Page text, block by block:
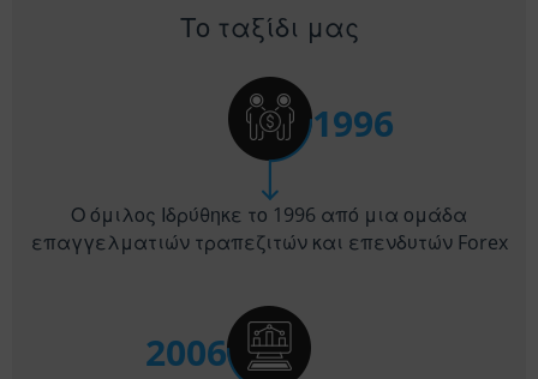
Το ταξίδι μας
1996
Ο όμιλος Ιδρύθηκε το 1996 από μια ομάδα
επαγγελματιών τραπεζιτών και επενδυτών Forex
2006